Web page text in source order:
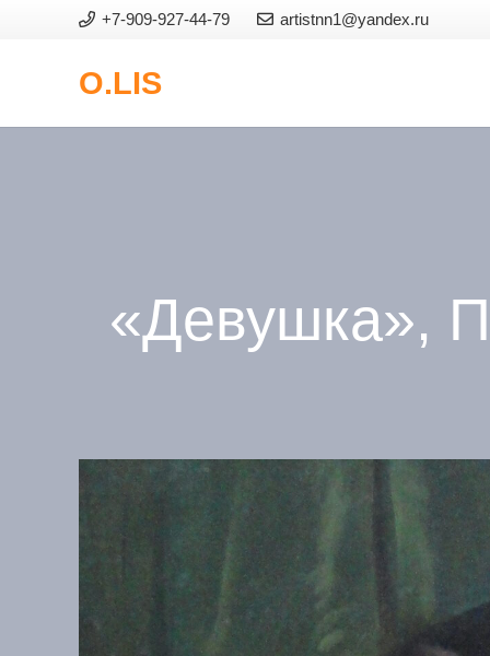
+7-909-927-44-79 artistnn1@yandex.ru
O.LIS
«Девушка»,